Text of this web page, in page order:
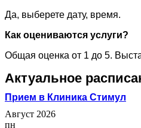
Да, выберете дату, время.
Как оцениваются услуги?
Общая оценка от 1 до 5.
Актуальное
Прием в Клиника Стимул
Август 2026
пн